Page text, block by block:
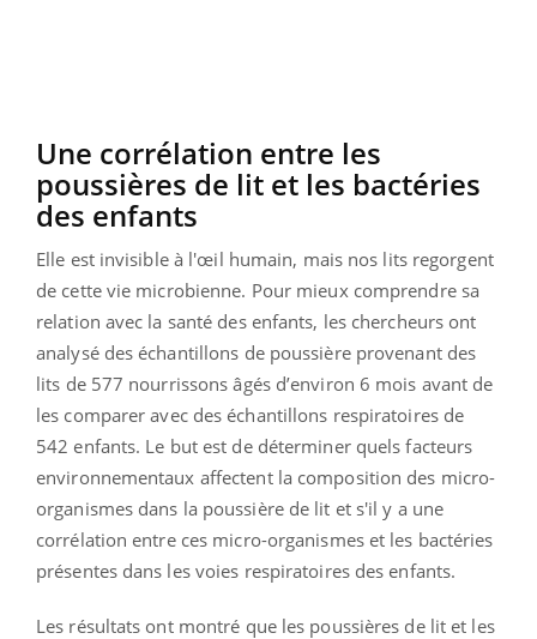
Une corrélation entre les
poussières de lit et les bactéries
des enfants
Elle est invisible à l'œil humain, mais nos lits regorgent
de cette vie microbienne. Pour mieux comprendre sa
relation avec la santé des enfants, les chercheurs ont
analysé des échantillons de poussière provenant des
lits de 577 nourrissons âgés d’environ 6 mois avant de
les comparer avec des échantillons respiratoires de
542 enfants. Le but est de déterminer quels facteurs
environnementaux affectent la composition des micro-
organismes dans la poussière de lit et s'il y a une
corrélation entre ces micro-organismes et les bactéries
présentes dans les voies respiratoires des enfants.
Les résultats ont montré que les poussières de lit et les